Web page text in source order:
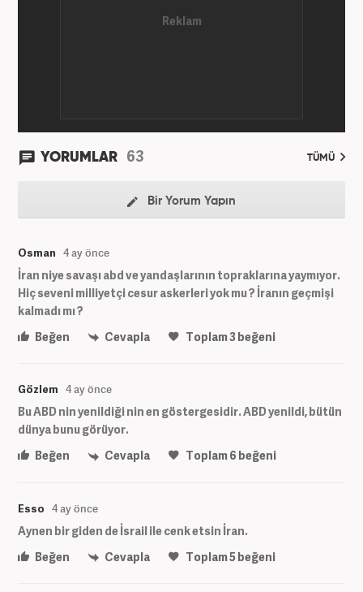
YORUMLAR 63 TÜMÜ
Bir Yorum Yapın
Osman 4 ay önce
İran niye savaşı abd ve yandaşlarının topraklarına yaymıyor.
Hiç seveni milliyetçi cesur askerleri yok mu ? İranın geçmişi
kalmadı mı ?
Beğen
Cevapla Toplam3beğeni
Gözlem 4 ay önce
Bu ABD nin yenildiği nin en göstergesidir. ABD yenildi, bütün
dünya bunu görüyor.
Beğen
Cevapla Toplam6 beğeni
Esso 4 ay önce
Aynen bir giden de İsrail ile cenk etsin İran.
Beğen
Cevapla Toplam5beğeni